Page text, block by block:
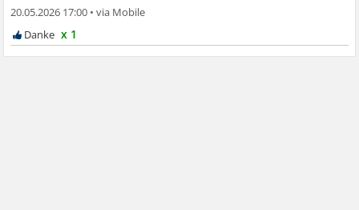
20.05.2026 17:00 •
x 1